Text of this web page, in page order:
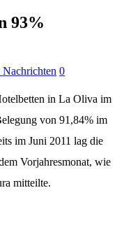
93%
Nachrichten 0
in La Oliva im
von 91,84% im
im Juni 2011 lag die
Vorjahresmonat, wie
mitteilte.